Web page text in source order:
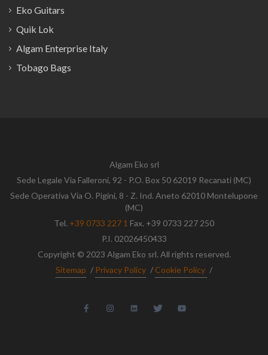
Eko Guitars
Quik Lok
Algam Enterprise Italy
Tobago Bags
Algam Eko srl
Sede Legale Via Falleroni, 92 - P.O. Box 50 62019 Recanati (MC)
Sede Operativa Via O. Pigini, 8 - Z. Ind. Aneto 62010 Montelupone
(MC)
Tel. +39 0733 227 1 Fax. +39 0733 227 250
P.I. 02026450433
Copyright © 2023 Algam Eko srl. All rights reserved.
Sitemap / Privacy Policy / Cookie Policy /